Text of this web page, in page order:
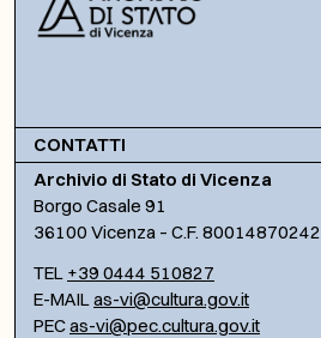
CONTATTI
Archivio di Stato di Vicenza
Borgo Casale 91
36100 Vicenza – C.F. 80014870242
TEL +39 0444 510827
E-MAILas-vi@cultura.gov.it
PECas-vi@pec.cultura.gov.it